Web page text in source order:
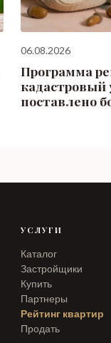
06.08.2026
Программа
кадастровый
поставлено
УСЛУГИ
Каталог
Застройщики
Купить
Партнеры
Рейтинг квартир
Продать